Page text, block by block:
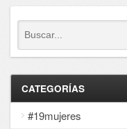
CATEGORÍAS
#19mujeres